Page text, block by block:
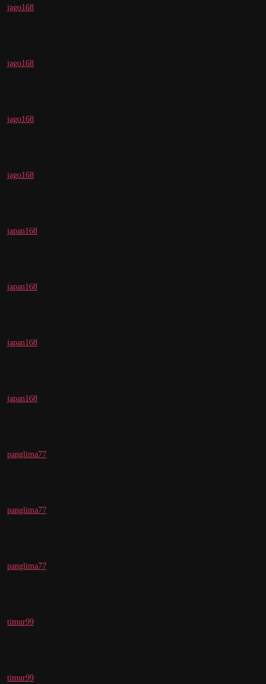
jago168
jago168
jago168
jago168
japan168
japan168
japan168
japan168
panglima77
panglima77
panglima77
timur99
timur99